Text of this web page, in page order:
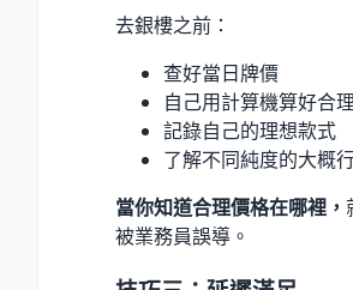
去銀樓之前：
查好當日牌價
自己用計算機算好合
記錄自己的理想款式
了解不同純度的大概
當你知道合理價格在哪裡，
被業務員誤導。